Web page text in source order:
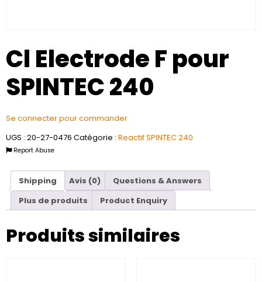
Cl Electrode F pour
SPINTEC 240
Se connecter pour commander
UGS : 20-27-0476 Catégorie : Reactif SPINTEC 240
Report Abuse
Shipping Avis (0)
Questions & Answers
Plus de produits
Product Enquiry
Produits similaires